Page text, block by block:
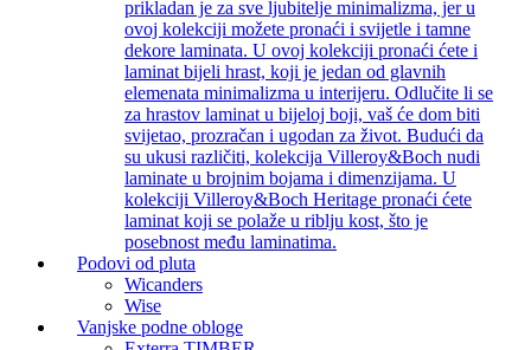
prikladan je za sve ljubitelje minimalizma, jer u
ovoj kolekciji možete pronaći i svijetle i tamne
dekore laminata. U ovoj kolekciji pronaći ćete i
laminat bijeli hrast, koji je jedan od glavnih
elemenata minimalizma u interijeru. Odlučite li se
za hrastov laminat u bijeloj boji, vaš će dom biti
svijetao, prozračan i ugodan za život. Budući da
su ukusi različiti, kolekcija Villeroy&Boch nudi
laminate u brojnim bojama i dimenzijama. U
kolekciji Villeroy&Boch Heritage pronaći ćete
laminat koji se polaže u riblju kost, što je
posebnost među laminatima.
Podovi od pluta
Wicanders
Wise
Vanjske podne obloge